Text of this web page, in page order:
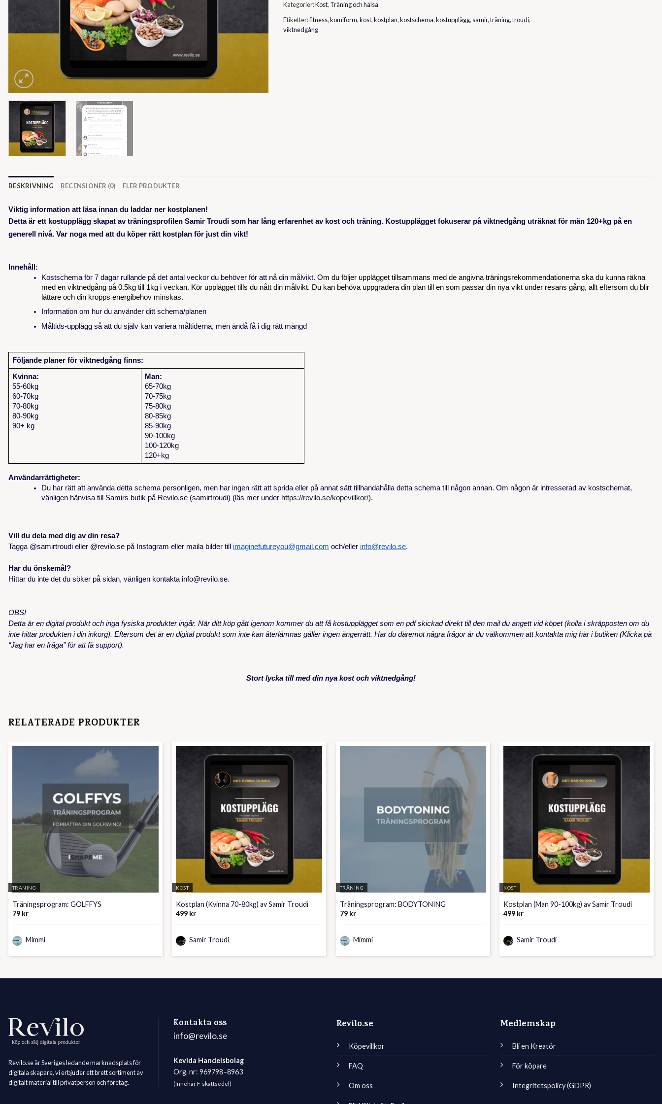
Kategorier:Kost, Träning och hälsa
Etiketter:fitness,komiform,kost,kostplan,kostschema,kostupplägg, samir,träning,troudi,
viktnedgång
BESKRIVNING RECENSIONER (0) FLER PRODUKTER
Viktig information att läsa innan du laddar ner kostplanen!
Detta är ett kostupplägg skapat av träningsprofilen Samir Troudi som har lång erfarenhet av kost och träning. Kostupplägget fokuserar på viktnedgång uträknat för män 120+kg på en
generell nivå. Var noga med att du köper rätt kostplan för just din vikt!
Innehåll:
Kostschema för 7 dagar rullande på det antal veckor du behöver för att nå din målvikt. Om du följer upplägget tillsammans med de angivna träningsrekommendationerna ska du kunna räkna
med en viktnedgång på 0.5kg till 1kg i veckan. Kör upplägget tills du nått din målvikt. Du kan behöva uppgradera din plan till en som passar din nya vikt under resans gång, allt eftersom du blir
lättare och din kropps energibehov minskas.
Information om hur du använder ditt schema/planen
Måltids-upplägg så att du själv kan variera måltiderna, men ändå få i dig rätt mängd
Följande planer för viktnedgång finns:
Kvinna:
55-60kg
60-70kg
70-80kg
80-90kg
90+ kg
Man:
65-70kg
70-75kg
75-80kg
80-85kg
85-90kg
90-100kg
100-120kg
120+kg
Användarrättigheter:
Du har rätt att använda detta schema personligen, men har ingen rätt att sprida eller på annat sätt tillhandahålla detta schema till någon annan. Om någon är intresserad av kostschemat,
vänligen hänvisa till Samirs butik på Revilo.se (samirtroudi) (läs mer under https://revilo.se/kopevillkor/).
Vill du dela med dig av din resa?
Tagga @samirtroudi eller @revilo.se på Instagram eller maila bilder till imaginefutureyou@gmail.com och/eller info@revilo.se.
Har du önskemål?
Hittar du inte det du söker på sidan, vänligen kontakta info@revilo.se.
OBS!
Detta är en digital produkt och inga fysiska produkter ingår. När ditt köp gått igenom kommer du att få kostupplägget som en pdf skickad direkt till den mail du angett vid köpet (kolla i skräpposten om du
inte hittar produkten i din inkorg). Eftersom det är en digital produkt som inte kan återlämnas gäller ingen ångerrätt. Har du däremot några frågor är du välkommen att kontakta mig här i butiken (Klicka på
“Jag har en fråga” för att få support).
Stort lycka till med din nya kost och viktnedgång!
RELATERADE PRODUKTER
TRÄNING
Träningsprogram: GOLFFYS
79 kr
Mimmi
KOST
Kostplan (Kvinna 70-80kg) av Samir Troudi
499 kr
Samir Troudi
TRÄNING
Träningsprogram: BODYTONING
79 kr
Mimmi
KOST
Kostplan (Man 90-100kg) av Samir Troudi
499 kr
Samir Troudi
Revilo.se är Sveriges ledande marknadsplats för
digitala skapare, vi erbjuder ett brett sortiment av
digitalt material till privatperson och företag.
Kontakta oss
info@revilo.se
Kevida Handelsbolag
Org. nr: 969798–8963
(Innehar F-skattsedel)
Revilo.se
Köpevillkor
FAQ
Om oss
Medlemskap
Bli en Kreatör
För köpare
Integritetspolicy (GDPR)